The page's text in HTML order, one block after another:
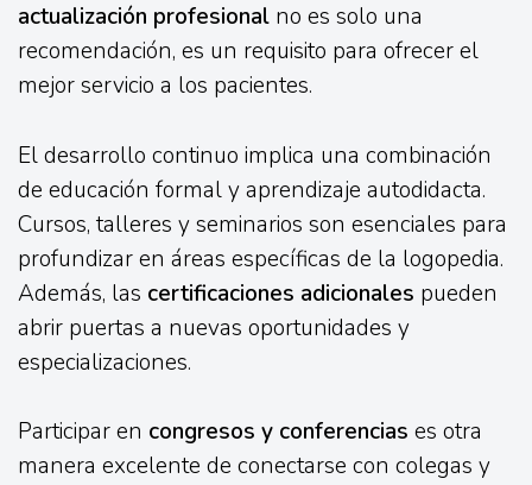
actualización profesional no es solo una
recomendación, es un requisito para ofrecer el
mejor servicio a los pacientes.
El desarrollo continuo implica una combinación
de educación formal y aprendizaje autodidacta.
Cursos, talleres y seminarios son esenciales para
profundizar en áreas específicas de la logopedia.
Además, las certificaciones adicionales pueden
abrir puertas a nuevas oportunidades y
especializaciones.
Participar en congresos y conferencias es otra
manera excelente de conectarse con colegas y